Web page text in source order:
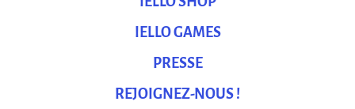
IELLO GAMES
PRESSE
REJOIGNEZ-NOUS !